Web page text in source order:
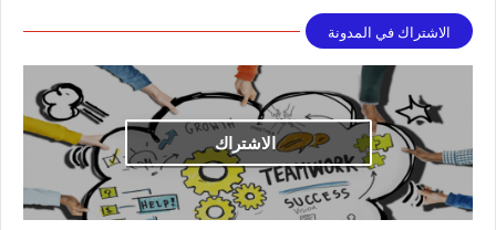
الاشتراك في المدونة
الاشتراك